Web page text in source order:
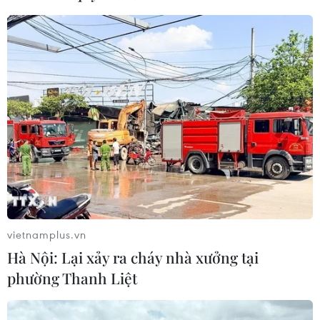
Ngân hàng Trung ương Trung Quốc
mua thêm 20 tấn vàng trong tháng 7
07/08/2026 15:21
Chuyên gia quốc tế đánh giá tích cực
về tiền đồng của Việt Nam
07/08/2026 12:46
Phép thử sức chống chịu của kinh tế
ASEAN
07/08/2026 12:35
vietnamplus.vn
Hà Nội: Lại xảy ra cháy nhà xưởng tại
phường Thanh Liệt